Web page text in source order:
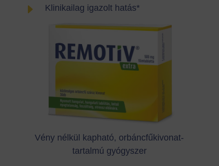
E Klinikailag igazolt hatás*
Vény nélkül kapható, orbáncfűkivonat-
tartalmú gyógyszer